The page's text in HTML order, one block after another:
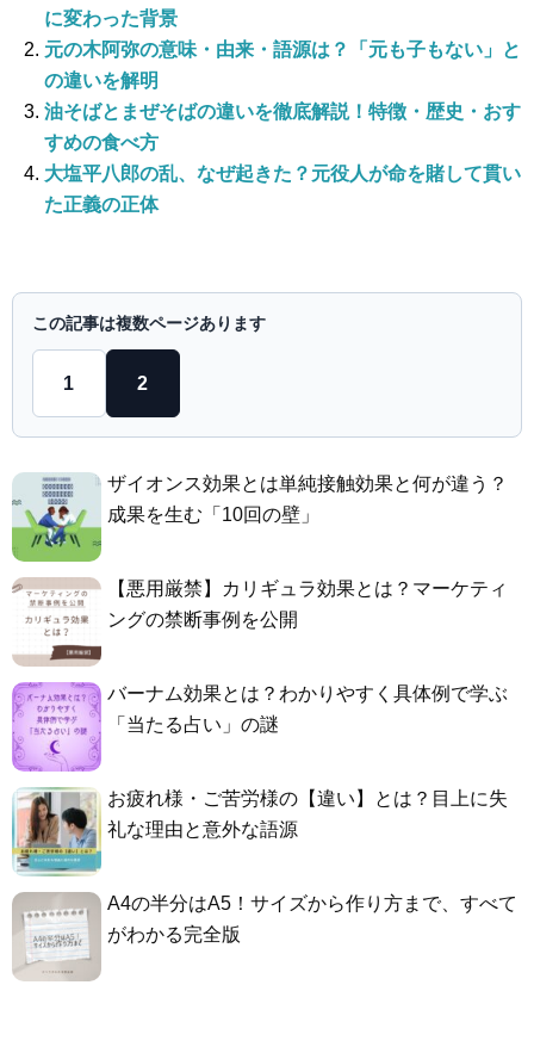
に変わった背景
元の木阿弥の意味・由来・語源は？「元も子もない」と
の違いを解明
油そばとまぜそばの違いを徹底解説！特徴・歴史・おす
すめの食べ方
大塩平八郎の乱、なぜ起きた？元役人が命を賭して貫い
た正義の正体
この記事は複数ページあります
1 2
ザイオンス効果とは単純接触効果と何が違う？
成果を生む「10回の壁」
【悪用厳禁】カリギュラ効果とは？マーケティ
ングの禁断事例を公開
バーナム効果とは？わかりやすく具体例で学ぶ
「当たる占い」の謎
お疲れ様・ご苦労様の【違い】とは？目上に失
礼な理由と意外な語源
A4の半分はA5！サイズから作り方まで、すべて
がわかる完全版